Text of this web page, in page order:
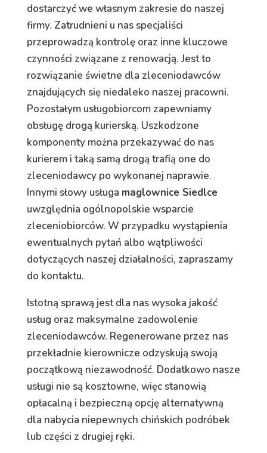
dostarczyć we własnym zakresie do naszej
firmy. Zatrudnieni u nas specjaliści
przeprowadzą kontrolę oraz inne kluczowe
czynności związane z renowacją. Jest to
rozwiązanie świetne dla zleceniodawców
znajdujących się niedaleko naszej pracowni.
Pozostałym usługobiorcom zapewniamy
obsługę drogą kurierską. Uszkodzone
komponenty można przekazywać do nas
kurierem i taką samą drogą trafią one do
zleceniodawcy po wykonanej naprawie.
Innymi słowy usługa maglownice Siedlce
uwzględnia ogólnopolskie wsparcie
zleceniobiorców. W przypadku wystąpienia
ewentualnych pytań albo wątpliwości
dotyczących naszej działalności, zapraszamy
do kontaktu.
Istotną sprawą jest dla nas wysoka jakość
usług oraz maksymalne zadowolenie
zleceniodawców. Regenerowane przez nas
przekładnie kierownicze odzyskują swoją
początkową niezawodność. Dodatkowo nasze
usługi nie są kosztowne, więc stanowią
opłacalną i bezpieczną opcję alternatywną
dla nabycia niepewnych chińskich podróbek
lub części z drugiej ręki.